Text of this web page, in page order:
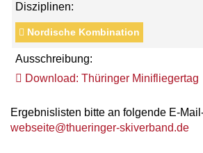
Disziplinen:
Nordische Kombination
Ausschreibung:
Download: Thüringer Minifliegertag
Ergebnislisten bitte an folgende E-
webseite@thueringer-skiverband.de